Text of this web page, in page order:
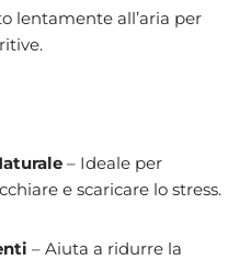
lentamente all’aria per
– Ideale per
e scaricare lo stress.
– Aiuta a ridurre la